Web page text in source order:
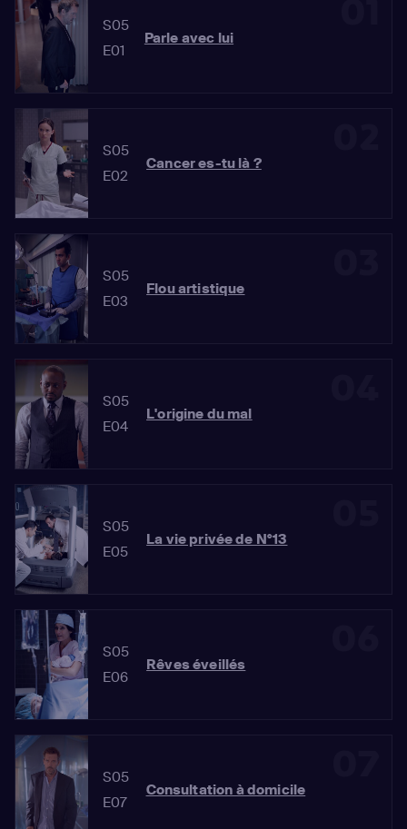
S05
E01
Parle avec lui
S05
E02
Cancer es-tu là ?
S05
E03
Flou artistique
S05
E04
L'origine du mal
S05
E05
La vie privée de N°13
S05
E06
Rêves éveillés
S05
E07
Consultation à domicile